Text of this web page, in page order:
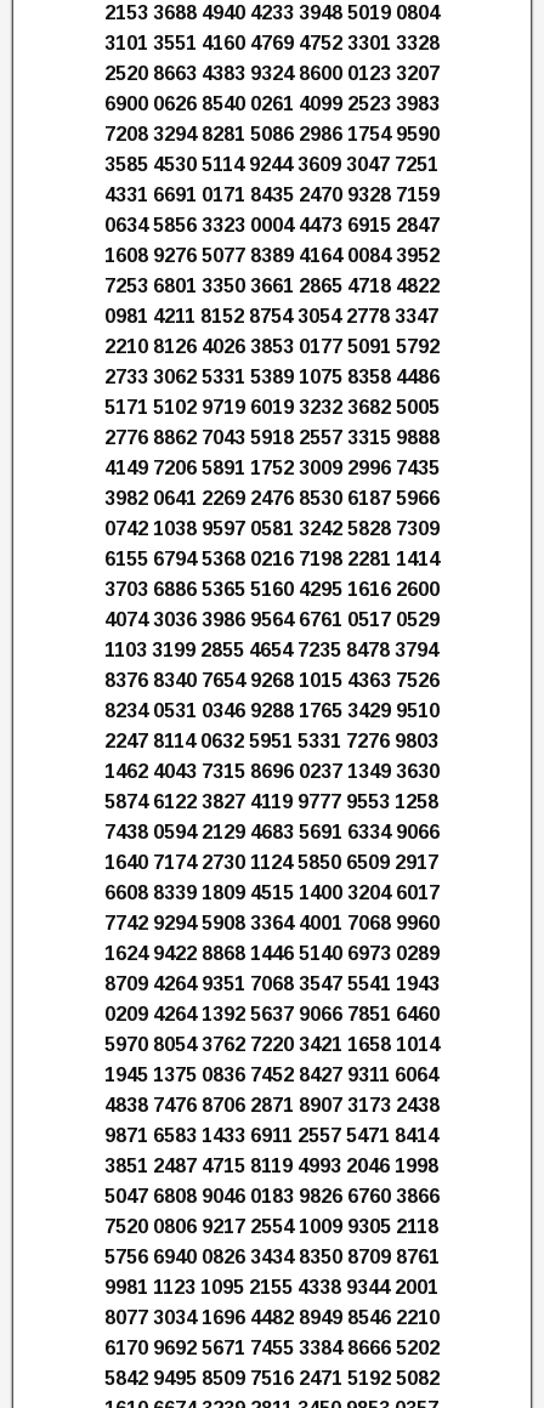
2153 3688 4940 4233 3948 5019 0804
3101 3551 4160 4769 4752 3301 3328
2520 8663 4383 9324 8600 0123 3207
6900 0626 8540 0261 4099 2523 3983
7208 3294 8281 5086 2986 1754 9590
3585 4530 5114 9244 3609 3047 7251
4331 6691 0171 8435 2470 9328 7159
0634 5856 3323 0004 4473 6915 2847
1608 9276 5077 8389 4164 0084 3952
7253 6801 3350 3661 2865 4718 4822
0981 4211 8152 8754 3054 2778 3347
2210 8126 4026 3853 0177 5091 5792
2733 3062 5331 5389 1075 8358 4486
5171 5102 9719 6019 3232 3682 5005
2776 8862 7043 5918 2557 3315 9888
4149 7206 5891 1752 3009 2996 7435
3982 0641 2269 2476 8530 6187 5966
0742 1038 9597 0581 3242 5828 7309
6155 6794 5368 0216 7198 2281 1414
3703 6886 5365 5160 4295 1616 2600
4074 3036 3986 9564 6761 0517 0529
1103 3199 2855 4654 7235 8478 3794
8376 8340 7654 9268 1015 4363 7526
8234 0531 0346 9288 1765 3429 9510
2247 8114 0632 5951 5331 7276 9803
1462 4043 7315 8696 0237 1349 3630
5874 6122 3827 4119 9777 9553 1258
7438 0594 2129 4683 5691 6334 9066
1640 7174 2730 1124 5850 6509 2917
6608 8339 1809 4515 1400 3204 6017
7742 9294 5908 3364 4001 7068 9960
1624 9422 8868 1446 5140 6973 0289
8709 4264 9351 7068 3547 5541 1943
0209 4264 1392 5637 9066 7851 6460
5970 8054 3762 7220 3421 1658 1014
1945 1375 0836 7452 8427 9311 6064
4838 7476 8706 2871 8907 3173 2438
9871 6583 1433 6911 2557 5471 8414
3851 2487 4715 8119 4993 2046 1998
5047 6808 9046 0183 9826 6760 3866
7520 0806 9217 2554 1009 9305 2118
5756 6940 0826 3434 8350 8709 8761
9981 1123 1095 2155 4338 9344 2001
8077 3034 1696 4482 8949 8546 2210
6170 9692 5671 7455 3384 8666 5202
5842 9495 8509 7516 2471 5192 5082